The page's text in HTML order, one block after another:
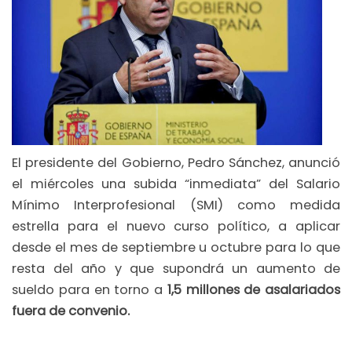
El presidente del Gobierno, Pedro Sánchez, anunció
el miércoles una subida “inmediata” del Salario
Mínimo Interprofesional (SMI) como medida
estrella para el nuevo curso político, a aplicar
desde el mes de septiembre u octubre para lo que
resta del año y que supondrá un aumento de
sueldo para en torno a 1,5 millones de asalariados
fuera de convenio.